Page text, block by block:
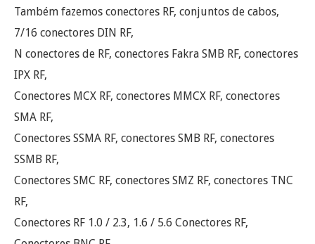
Também fazemos conectores RF, conjuntos de cabos,
7/16 conectores DIN RF,
N conectores de RF, conectores Fakra SMB RF, conectores
IPX RF,
Conectores MCX RF, conectores MMCX RF, conectores
SMA RF,
Conectores SSMA RF, conectores SMB RF, conectores
SSMB RF,
Conectores SMC RF, conectores SMZ RF, conectores TNC
RF,
Conectores RF 1.0 / 2.3, 1.6 / 5.6 Conectores RF,